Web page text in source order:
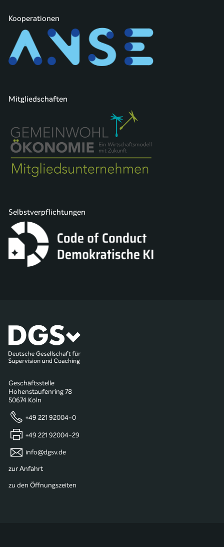
Kooperationen
Mitgliedschaften
Selbstverpflichtungen
Geschäftsstelle
Hohenstaufenring 78
50674 Köln
+49 221 92004-0
+49 221 92004-29
info@dgsv.de
zur Anfahrt
zu den Öffnungszeiten